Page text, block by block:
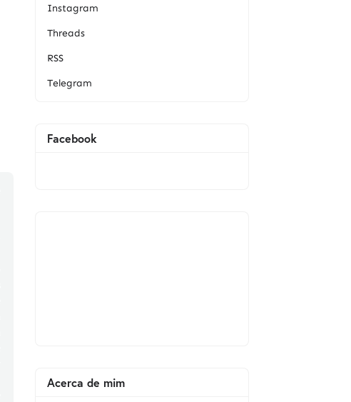
Instagram
Threads
RSS
Telegram
Facebook
Acerca de mim